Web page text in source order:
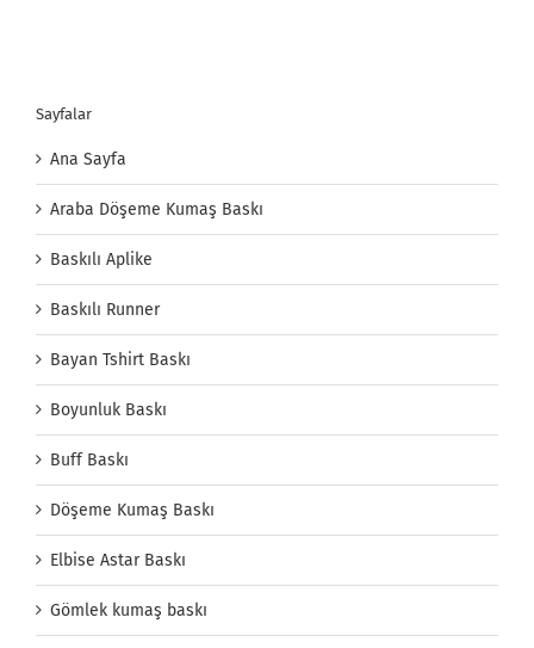
Sayfalar
Ana Sayfa
Araba Döşeme Kumaş Baskı
Baskılı Aplike
Baskılı Runner
Bayan Tshirt Baskı
Boyunluk Baskı
Buff Baskı
Döşeme Kumaş Baskı
Elbise Astar Baskı
Gömlek kumaş baskı